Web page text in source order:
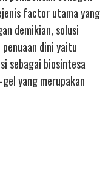
factor utama yang
demikian, solusi
dini yaitu
sebagai biosintesa
yang merupakan